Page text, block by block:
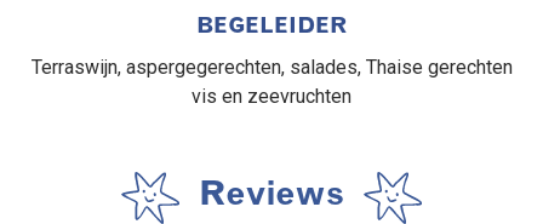
BEGELEIDER
Terraswijn, aspergegerechten, salades, Thaise gerechten
vis en zeevruchten
Reviews